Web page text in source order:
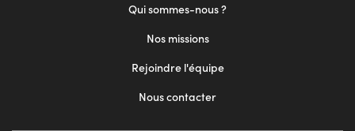
Qui sommes-nous ?
Nos missions
Rejoindre l'équipe
Nous contacter